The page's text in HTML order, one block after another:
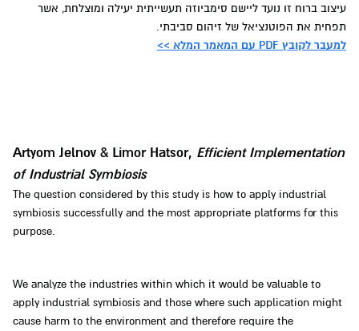
עיצוב ברוח זו נועד ליישם סימביוזה תעשייתית יעילה ומוצלחת, אשר
תפחית את הפוטנציאל של זיהום סביבתי.
למעבר לקובץ PDF עם המאמר המלא >>
Artyom Jelnov & Limor Hatsor, Efficient Implementation
ofIndustrial Symbiosis
The question considered by this study is how to apply industrial
symbiosis successfully and the most appropriate platforms for this
purpose.
We analyze the industries within which it would be valuable to
apply industrial symbiosis and those where such application might
cause harm to the environment and therefore require the